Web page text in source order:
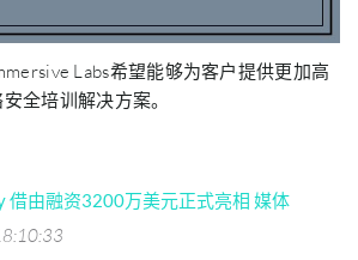
Labs希望能够为客户提供更加高
全培训解决方案。
借由融资3200万美元正式亮相 媒体